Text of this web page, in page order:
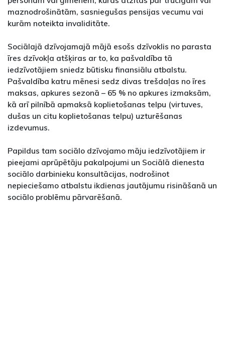
maznodrošinātām, sasniegušas pensijas vecumu vai
kurām noteikta invaliditāte.
Sociālajā dzīvojamajā mājā esošs dzīvoklis no parasta
īres dzīvokļa atšķiras ar to, ka pašvaldība tā
iedzīvotājiem sniedz būtisku finansiālu atbalstu.
Pašvaldība katru mēnesi sedz divas trešdaļas no īres
maksas, apkures sezonā – 65 % no apkures izmaksām,
kā arī pilnībā apmaksā koplietošanas telpu (virtuves,
dušas un citu koplietošanas telpu) uzturēšanas
izdevumus.
Papildus tam sociālo dzīvojamo māju iedzīvotājiem ir
pieejami aprūpētāju pakalpojumi un Sociālā dienesta
sociālo darbinieku konsultācijas, nodrošinot
nepieciešamo atbalstu ikdienas jautājumu risināšanā un
sociālo problēmu pārvarēšanā.